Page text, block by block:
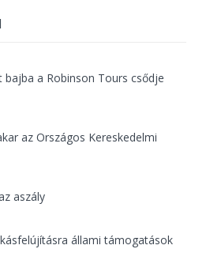
bajba a Robinson Tours csődje
az Országos Kereskedelmi
aszály
állami támogatások